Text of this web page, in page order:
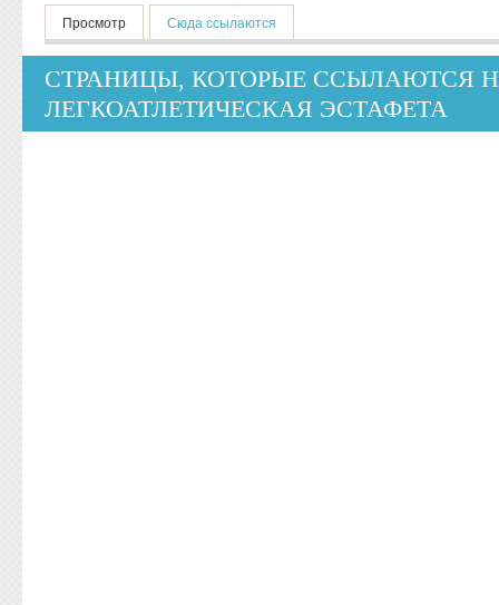
Главные вкладки
Просмотр Сюда ссылаются
СТРАНИЦЫ, КОТОРЫЕ ССЫЛАЮТСЯ
ЛЕГКОАТЛЕТИЧЕСКАЯ ЭСТАФЕТА